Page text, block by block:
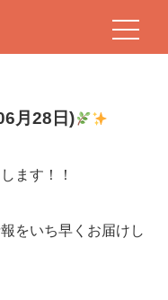
月28日)
ます！！
をいち早くお届けし